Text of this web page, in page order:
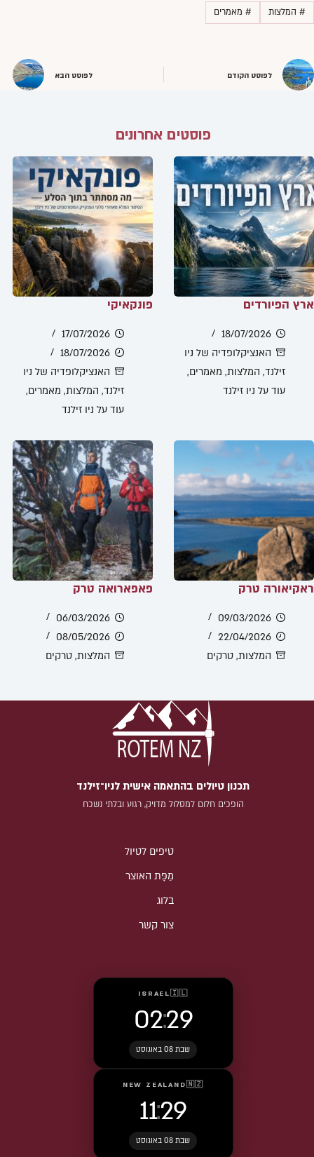
#המלצות #מאמרים
לפוסט הקודם לפוסט הבא
פוסטים אחרונים
ארץ הפיורדים
18/07/2026
האנציקלופדיה של ניו
זילנד, המלצות, מאמרים,
עוד על ניו זילנד
פונקאיקי
17/07/2026
18/07/2026
האנציקלופדיה של ניו
זילנד, המלצות, מאמרים,
עוד על ניו זילנד
ראקיאורה טרק
09/03/2026
22/04/2026
המלצות, טרקים
פאפארואה טרק
06/03/2026
08/05/2026
המלצות, טרקים
תכנון טיולים בהתאמה אישית לניו־זילנד
הופכים חלום למסלול מדויק, רגוע ובלתי נשכח
טיפים לטיול
מַפָּת האוצר
בלוג
צור קשר
ISRAEL🇮🇱
02:29
שבת 08 באוגוסט
NEW ZEALAND🇳🇿
11:29
שבת 08 באוגוסט